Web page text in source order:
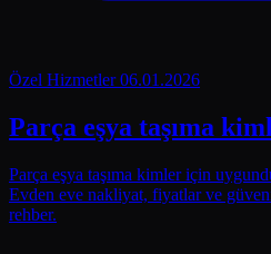
Özel Hizmetler 06.01.2026
Parça eşya taşıma
Parça eşya taşıma kimler için
Evden eve nakliyat, fiyatlar ve
rehber.